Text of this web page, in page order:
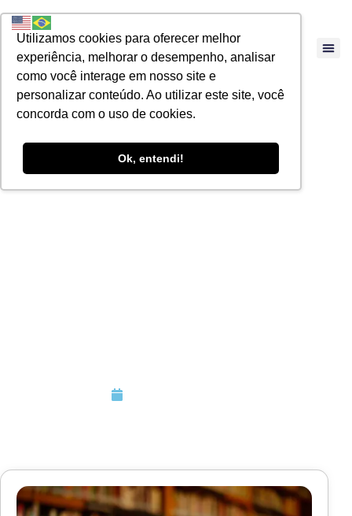
Utilizamos cookies para oferecer melhor
experiência, melhorar o desempenho, analisar
como você interage em nosso site e
personalizar conteúdo. Ao utilizar este site, você
concorda com o uso de cookies.
Ok, entendi!